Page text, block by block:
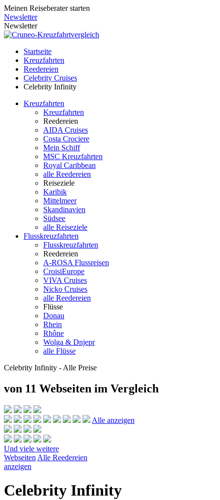
Meinen Reiseberater starten
Newsletter
Newsletter
Startseite
Kreuzfahrten
Reedereien
Celebrity Cruises
Celebrity Infinity
Kreuzfahrten
Kreuzfahrten
Reedereien
AIDA Cruises
Costa Crociere
Mein Schiff
MSC Kreuzfahrten
Royal Caribbean
alle Reedereien
Reiseziele
Karibik
Mittelmeer
Skandinavien
Südsee
alle Reiseziele
Flusskreuzfahrten
Flusskreuzfahrten
Reedereien
A-ROSA Flussreisen
CroisiEurope
VIVA Cruises
Nicko Cruises
alle Reedereien
Flüsse
Donau
Rhein
Rhône
Wolga & Dnjepr
alle Flüsse
Celebrity Infinity - Alle Preise
von 11 Webseiten im Vergleich
Alle anzeigen
Und viele weitere
Webseiten Alle Reedereien
anzeigen
Celebrity Infinity